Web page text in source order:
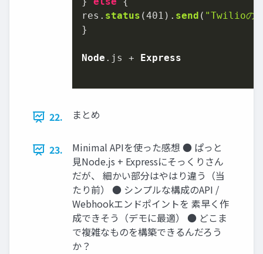
res. status (401 ). send ( "Twilioのリ
}
Node . js + Express
22. まとめ
23.
Minimal APIを使った感想 ● ぱっと
見Node.js + Expressにそっくりさん
だが、 細かい部分はやはり違う（当
たり前） ● シンプルな構成のAPI /
Webhookエンドポイントを 素早く作
成できそう（デモに最適） ● どこま
で複雑なものを構築できるんだろう
か？